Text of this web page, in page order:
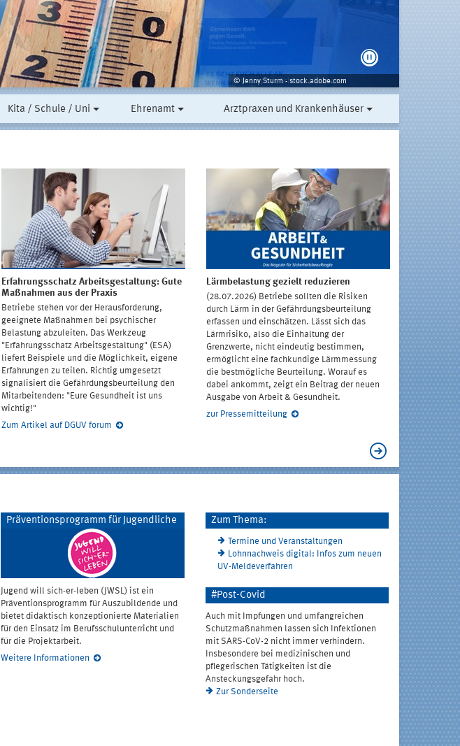
© Jenny Sturm - stock.adobe.com
Kita / Schule / Uni Ehrenamt Arztpraxen und Krankenhäuser
Erfahrungsschatz Arbeitsgestaltung: Gute
Maßnahmen aus der Praxis
Betriebe stehen vor der Herausforderung,
geeignete Maßnahmen bei psychischer
Belastung abzuleiten. Das Werkzeug
"Erfahrungsschatz Arbeitsgestaltung" (ESA)
liefert Beispiele und die Möglichkeit, eigene
Erfahrungen zu teilen. Richtig umgesetzt
signalisiert die Gefährdungsbeurteilung den
Mitarbeitenden: "Eure Gesundheit ist uns
wichtig!"
Zum Artikel auf DGUV forum
Lärmbelastung gezielt reduzieren
(28.07.2026) Betriebe sollten die Risiken
durch Lärm in der Gefährdungsbeurteilung
erfassen und einschätzen. Lässt sich das
Lärmrisiko, also die Einhaltung der
Grenzwerte, nicht eindeutig bestimmen,
ermöglicht eine fachkundige Lärmmessung
die bestmögliche Beurteilung. Worauf es
dabei ankommt, zeigt ein Beitrag der neuen
Ausgabe von Arbeit & Gesundheit.
zur Pressemitteilung
DGUV
Ab Mitte
Prüf- und
mit dem
neue Logo
der zwölf im
Mehr
Präventionsprogramm für Jugendliche
Jugend will sich-er-leben (JWSL) ist ein
Präventionsprogramm für Auszubildende und
bietet didaktisch konzeptionierte Materialien
für den Einsatz im Berufsschulunterricht und
für die Projektarbeit.
Weitere Informationen
Zum Thema:
Termine und Veranstaltungen
Lohnnachweis digital: Infos zum neuen
UV-Meldeverfahren
#Post-Covid
Auch mit Impfungen und umfangreichen
Schutzmaßnahmen lassen sich Infektionen
mit SARS-CoV-2 nicht immer verhindern.
Insbesondere bei medizinischen und
pflegerischen Tätigkeiten ist die
Ansteckungsgefahr hoch.
Zur Sonderseite